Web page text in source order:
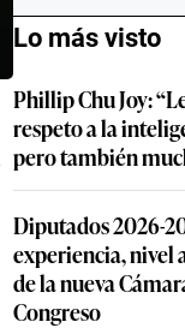
Lo más visto
Phillip Chu Joy:
respeto a la
pero también
Diputados 2026-
experiencia, nivel
de la nueva
Congreso